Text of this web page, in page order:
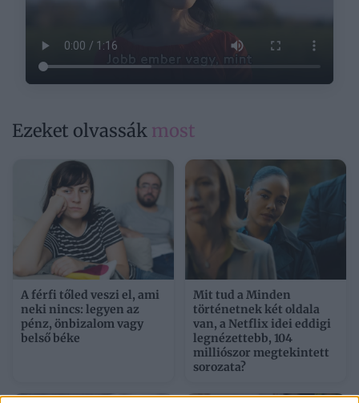
Ezeket olvassák most
A férfi tőled veszi el, ami
neki nincs: legyen az
pénz, önbizalom vagy
belső béke
Mit tud a Minden
történetnek két oldala
van, a Netflix idei eddigi
legnézettebb, 104
milliószor megtekintett
sorozata?